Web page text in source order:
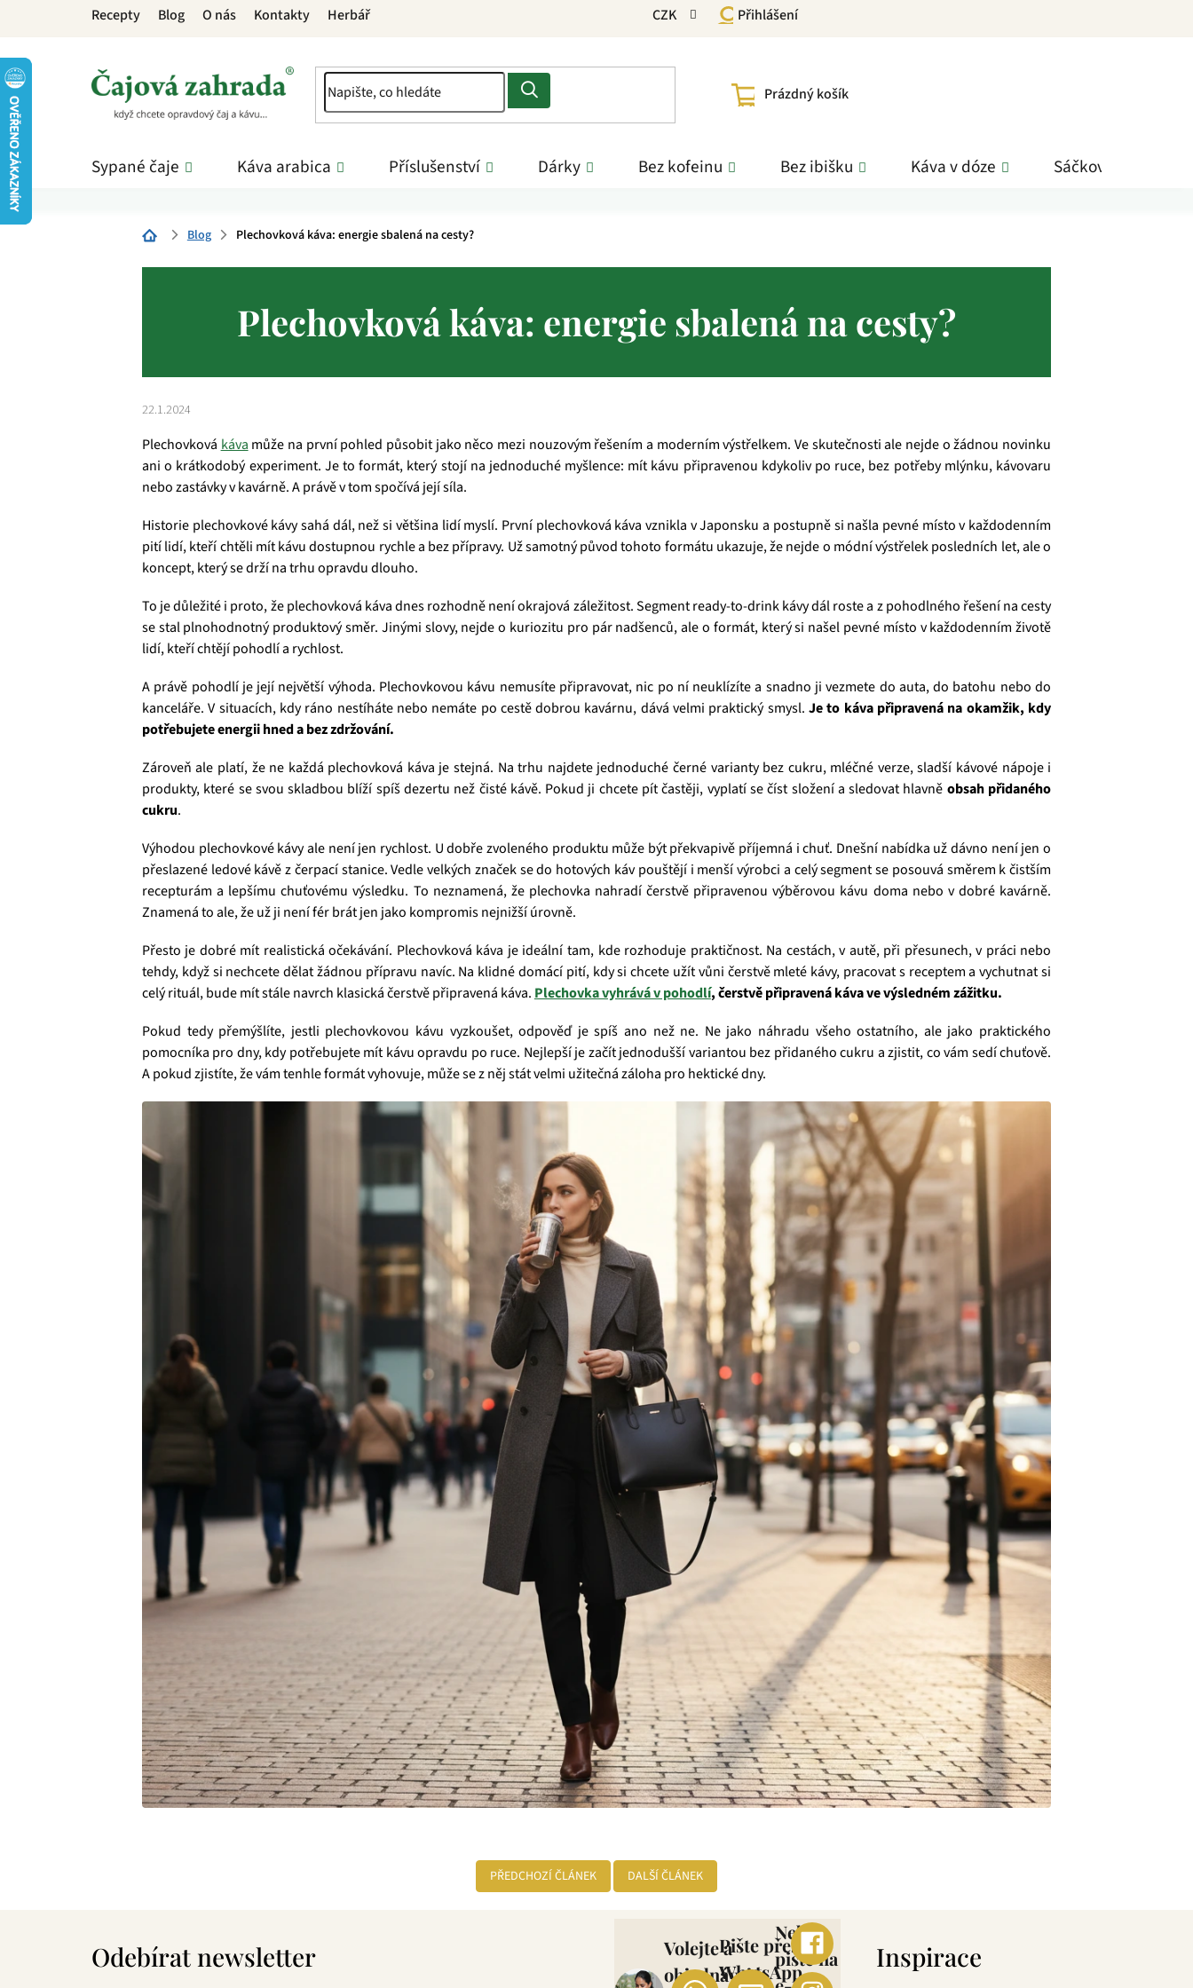
Recepty Blog O nás Kontakty Herbář CZK Přihlášení
NÁKUPNÍ
Prázdný košík
Sypané čaje Káva arabica Příslušenství Dárky Bez kofeinu Bez ibišku Káva v dóze Sáčkové čaje
DomůBlog Plechovková káva: energie sbalená na cesty?
Plechovková káva: energie sbalená na cesty?
22.1.2024
Plechovková káva může na první pohled působit jako něco mezi nouzovým řešením a moderním výstřelkem. Ve skutečnosti ale nejde o žádnou novinku
ani o krátkodobý experiment. Je to formát, který stojí na jednoduché myšlence: mít kávu připravenou kdykoliv po ruce, bez potřeby mlýnku, kávovaru
nebo zastávky v kavárně. A právě v tom spočívá její síla.
Historie plechovkové kávy sahá dál, než si většina lidí myslí. První plechovková káva vznikla v Japonsku a postupně si našla pevné místo v každodenním
pití lidí, kteří chtěli mít kávu dostupnou rychle a bez přípravy. Už samotný původ tohoto formátu ukazuje, že nejde o módní výstřelek posledních let, ale o
koncept, který se drží na trhu opravdu dlouho.
To je důležité i proto, že plechovková káva dnes rozhodně není okrajová záležitost. Segment ready-to-drink kávy dál roste a z pohodlného řešení na cesty
se stal plnohodnotný produktový směr. Jinými slovy, nejde o kuriozitu pro pár nadšenců, ale o formát, který si našel pevné místo v každodenním životě
lidí, kteří chtějí pohodlí a rychlost.
A právě pohodlí je její největší výhoda. Plechovkovou kávu nemusíte připravovat, nic po ní neuklízíte a snadno ji vezmete do auta, do batohu nebo do
kanceláře. V situacích, kdy ráno nestíháte nebo nemáte po cestě dobrou kavárnu, dává velmi praktický smysl.Je to káva připravená na okamžik, kdy
potřebujete energii hned a bez zdržování.
Zároveň ale platí, že ne každá plechovková káva je stejná. Na trhu najdete jednoduché černé varianty bez cukru, mléčné verze, sladší kávové nápoje i
produkty, které se svou skladbou blíží spíš dezertu než čisté kávě. Pokud ji chcete pít častěji, vyplatí se číst složení a sledovat hlavně obsah přidaného
cukru.
Výhodou plechovkové kávy ale není jen rychlost. U dobře zvoleného produktu může být překvapivě příjemná i chuť. Dnešní nabídka už dávno není jen o
přeslazené ledové kávě z čerpací stanice. Vedle velkých značek se do hotových káv pouštějí i menší výrobci a celý segment se posouvá směrem k čistším
recepturám a lepšímu chuťovému výsledku. To neznamená, že plechovka nahradí čerstvě připravenou výběrovou kávu doma nebo v dobré kavárně.
Znamená to ale, že už ji není fér brát jen jako kompromis nejnižší úrovně.
Přesto je dobré mít realistická očekávání. Plechovková káva je ideální tam, kde rozhoduje praktičnost. Na cestách, v autě, při přesunech, v práci nebo
tehdy, když si nechcete dělat žádnou přípravu navíc. Na klidné domácí pití, kdy si chcete užít vůni čerstvě mleté kávy, pracovat s receptem a vychutnat si
celý rituál, bude mít stále navrch klasická čerstvě připravená káva. Plechovka vyhrává v pohodlí, čerstvě připravená káva ve výsledném zážitku.
Pokud tedy přemýšlíte, jestli plechovkovou kávu vyzkoušet, odpověď je spíš ano než ne. Ne jako náhradu všeho ostatního, ale jako praktického
pomocníka pro dny, kdy potřebujete mít kávu opravdu po ruce. Nejlepší je začít jednodušší variantou bez přidaného cukru a zjistit, co vám sedí chuťově.
A pokud zjistíte, že vám tenhle formát vyhovuje, může se z něj stát velmi užitečná záloha pro hektické dny.
PŘEDCHOZÍ ČLÁNEK DALŠÍ ČLÁNEK
Odebírat newsletter
Volejte a
objednávejte
Pište přes
WhatsApp
Nebo
pište na
Inspirace